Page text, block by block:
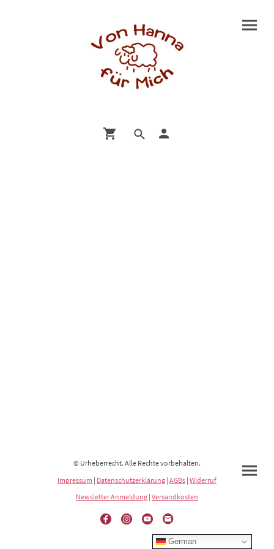
© Urheberrecht. Alle Rechte vorbehalten.
Impressum | Datenschutzerklärung | AGBs | Widerruf
Newsletter Anmeldung | Versandkosten
German